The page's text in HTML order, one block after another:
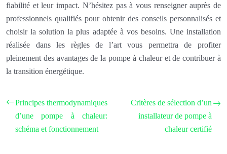
fiabilité et leur impact. N’hésitez pas à vous renseigner auprès de
professionnels qualifiés pour obtenir des conseils personnalisés et
choisir la solution la plus adaptée à vos besoins. Une installation
réalisée dans les règles de l’art vous permettra de profiter
pleinement des avantages de la pompe à chaleur et de contribuer à
la transition énergétique.
Principes thermodynamiques
d’une pompe à chaleur:
schéma et fonctionnement
Critères de sélection d’un
installateur de pompe à
chaleur certifié